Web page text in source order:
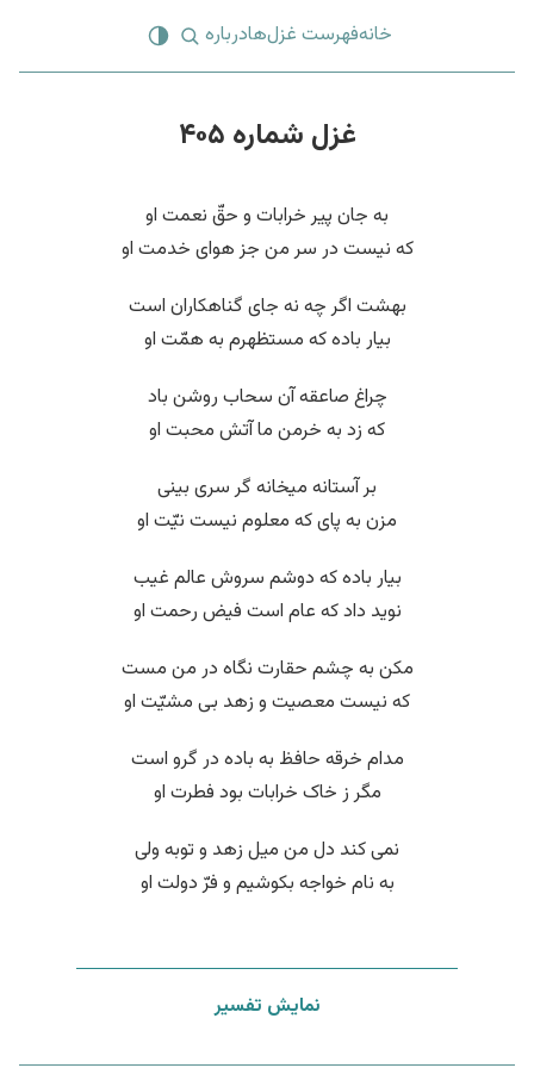
خانهفهرست غزل‌هادرباره
غزل شماره ۴۰۵
به جان پیر خرابات و حقّ نعمت او
که نیست در سر من جز هوای خدمت او
بهشت اگر چه نه جای گناهکاران است
بیار باده که مستظهرم به همّت او
چراغ صاعقه آن سحاب روشن باد
که زد به خرمن ما آتش محبت او
بر آستانه میخانه گر سری بینی
مزن به پای که معلوم نیست نیّت او
بیار باده که دوشم سروش عالم غیب
نوید داد که عام است فیض رحمت او
مکن به چشم حقارت نگاه در من مست
که نیست معصیت و زهد بی مشیّت او
مدام خرقه حافظ به باده در گرو است
مگر ز خاک خرابات بود فطرت او
نمی کند دل من میل زهد و توبه ولی
به نام خواجه بکوشیم و فرّ دولت او
نمایش تفسیر